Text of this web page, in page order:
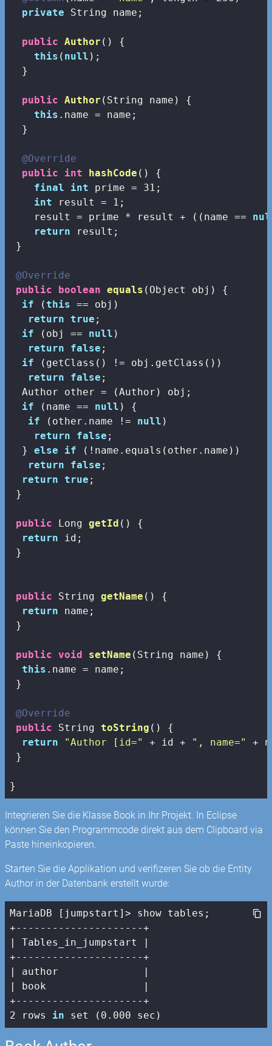
private String name;
public Author ()
{
this ( null );
  }
public Author (String name)
{
this .name = name;
  }
@Override
public
int hashCode ()
{
final
int prime = 31 ;
int result = 1 ;
    result = prime * result + ((name ==
return result;
}
@Override
public
boolean equals (Object obj)
{
if (this == obj)
return true ;
if (obj == null )
return
false ;
if (getClass() != obj.getClass())
return
false ;
  Author other = (Author) obj;
if (name == null ) {
if (other.name != null )
return
false ;
  }
else if (!name.equals(other.name))
return
false ;
return true ;
}
public Long getId ()
{
return id;
}
public String getName ()
{
return name;
}
public void setName (String name)
{
this .name = name;
}
@Override
public String toString ()
{
return
"Author [id=" + id + ", name="
+
}
}
Integrieren Sie die Klasse Book in Ihr Projekt. In Eclipse
können Sie den Programmcode direkt aus dem Clipboard via
Paste hineinkopieren.
Starten Sie die Applikation und verifizeren Sie ob die Entity
Author in der Datenbank erstellt wurde:
MariaDB [jumpstart]> show tables;
| Tables_in_jumpstart |
| author              |
| book                |
2 rows in set ( 0 . 000 sec)